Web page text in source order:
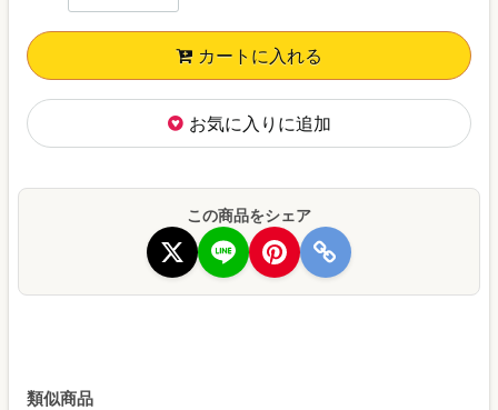
カートに入れる
お気に入りに追加
この商品をシェア
類似商品